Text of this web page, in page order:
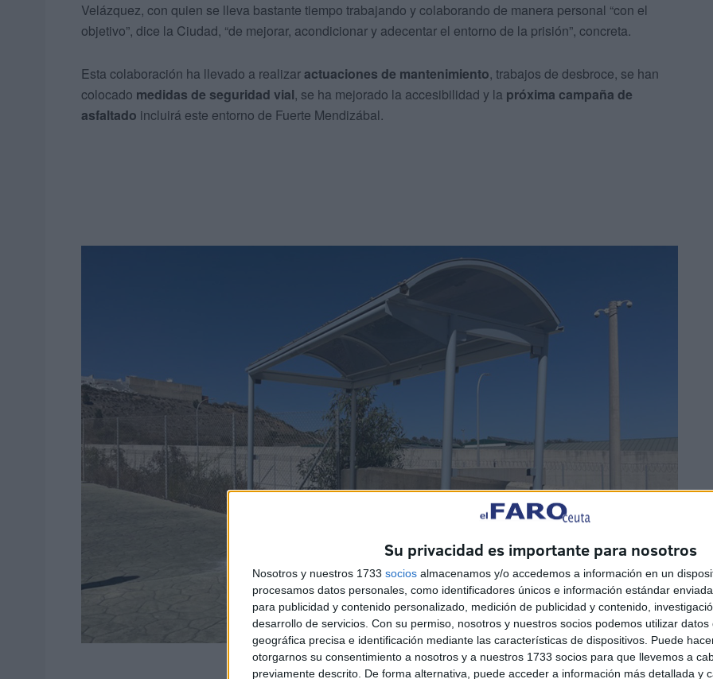
Su privacidad es importante para nosotros
Nosotros y nuestros 1733 socios almacenamos y/o accedemos a información en un
procesamos datos personales, como identificadores únicos e información estándar
para publicidad y contenido personalizado, medición de publicidad y contenido,
desarrollo de servicios. Con su permiso, nosotros y nuestros socios podemos utilizar datos
geográfica precisa e identificación mediante las características de dispositivos. Puede
otorgarnos su consentimiento a nosotros y a nuestros 1733 socios para que llevemos a
previamente descrito. De forma alternativa, puede acceder a información más detallada y
Velázquez, con quien se lleva bastante tiempo trabajando y colaborando de manera personal “con el
objetivo”, dice la Ciudad, “de mejorar, acondicionar y adecentar el entorno de la prisión”, concreta.
Esta colaboración ha llevado a realizaractuaciones de mantenimiento, trabajos de desbroce, se han
colocado medidas de seguridad vial, se ha mejorado la accesibilidad y la próxima campaña de
asfaltado incluirá este entorno de Fuerte Mendizábal.